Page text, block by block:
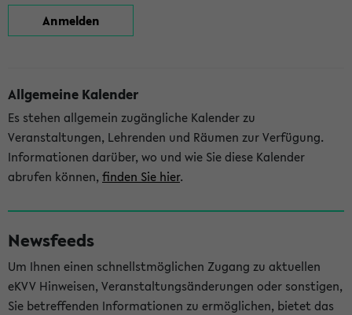
Anmelden
Allgemeine Kalender
Es stehen allgemein zugängliche Kalender zu
Veranstaltungen, Lehrenden und Räumen zur Verfügung.
Informationen darüber, wo und wie Sie diese Kalender
abrufen können, finden Sie hier.
Newsfeeds
Um Ihnen einen schnellstmöglichen Zugang zu aktuellen
eKVV Hinweisen, Veranstaltungsänderungen oder sonstigen,
Sie betreffenden Informationen zu ermöglichen, bietet das